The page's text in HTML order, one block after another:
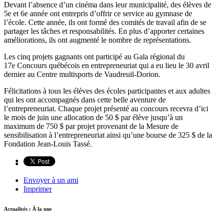
Devant l’absence d’un cinéma dans leur municipalité, des élèves de
5e et 6e année ont entrepris d’offrir ce service au gymnase de
l’école. Cette année, ils ont formé des comités de travail afin de se
partager les tâches et responsabilités. En plus d’apporter certaines
améliorations, ils ont augmenté le nombre de représentations.
Les cinq projets gagnants ont participé au Gala régional du
17e Concours québécois en entrepreneuriat qui a eu lieu le 30 avril
dernier au Centre multisports de Vaudreuil-Dorion.
Félicitations à tous les élèves des écoles participantes et aux adultes
qui les ont accompagnés dans cette belle aventure de
l’entrepreneuriat. Chaque projet présenté au concours recevra d’ici
le mois de juin une allocation de 50 $ par élève jusqu’à un
maximum de 750 $ par projet provenant de la Mesure de
sensibilisation à l’entrepreneuriat ainsi qu’une bourse de 325 $ de la
Fondation Jean-Louis Tassé.
Envoyer à un ami
Imprimer
Actualités : À la une